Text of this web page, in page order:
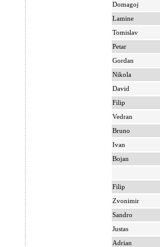
Domagoj
Lamine
Tomislav
Petar
Gordan
Nikola
David
Filip
Vedran
Bruno
Ivan
Bojan
Filip
Zvonimir
Sandro
Justas
Adrian